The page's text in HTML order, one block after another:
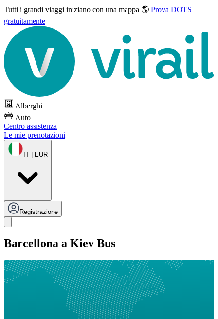
Tutti i grandi viaggi iniziano con una mappa 🌎 Prova DOTS
gratuitamente
Alberghi
Auto
Centro assistenza
Le mie prenotazioni
IT | EUR
Registrazione
Barcellona a Kiev Bus